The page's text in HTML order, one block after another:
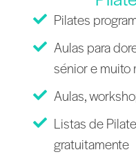
Pilates
Aulas para
sénior e muito
Aulas,
Listas de
gratuitamente